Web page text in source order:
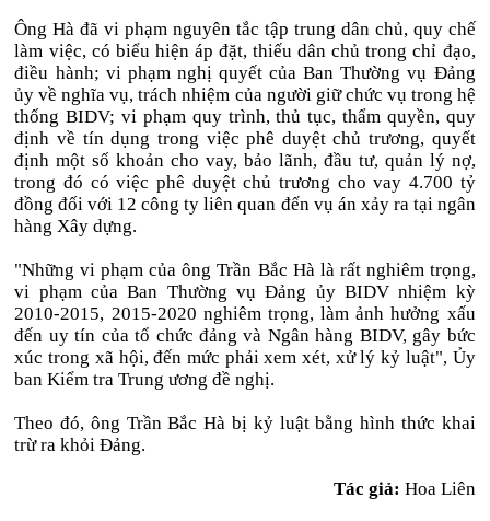
Ông Hà đã vi phạm nguyên tắc tập trung dân chủ, quy chế
làm việc, có biểu hiện áp đặt, thiếu dân chủ trong chỉ đạo,
điều hành; vi phạm nghị quyết của Ban Thường vụ Đảng
ủy về nghĩa vụ, trách nhiệm của người giữ chức vụ trong hệ
thống BIDV; vi phạm quy trình, thủ tục, thẩm quyền, quy
định về tín dụng trong việc phê duyệt chủ trương, quyết
định một số khoản cho vay, bảo lãnh, đầu tư, quản lý nợ,
trong đó có việc phê duyệt chủ trương cho vay 4.700 tỷ
đồng đối với 12 công ty liên quan đến vụ án xảy ra tại ngân
hàng Xây dựng.
"Những vi phạm của ông Trần Bắc Hà là rất nghiêm trọng,
vi phạm của Ban Thường vụ Đảng ủy BIDV nhiệm kỳ
2010-2015, 2015-2020 nghiêm trọng, làm ảnh hưởng xấu
đến uy tín của tổ chức đảng và Ngân hàng BIDV, gây bức
xúc trong xã hội, đến mức phải xem xét, xử lý kỷ luật", Ủy
ban Kiểm tra Trung ương đề nghị.
Theo đó, ông Trần Bắc Hà bị kỷ luật bằng hình thức khai
trừ ra khỏi Đảng.
Tác giả: Hoa Liên